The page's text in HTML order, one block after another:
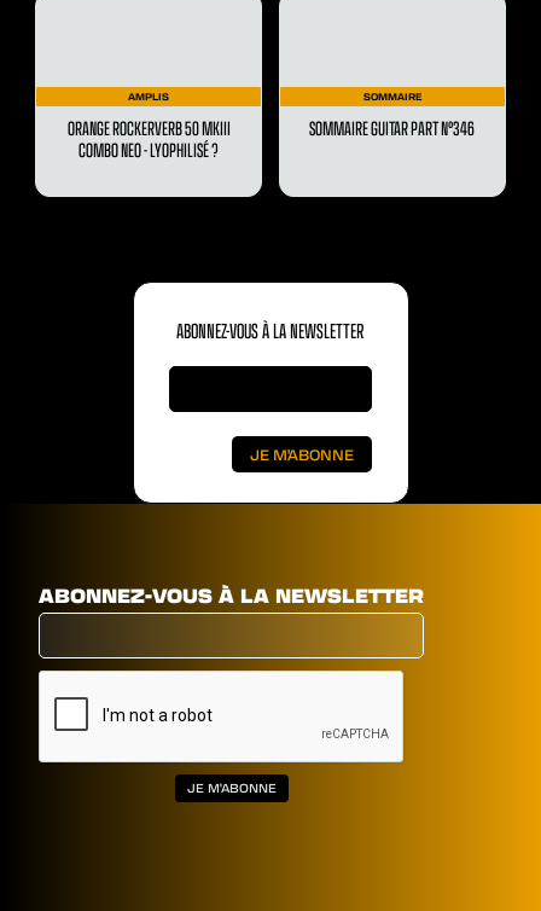
AMPLIS
ORANGE ROCKERVERB 50 MKIII
COMBO NEO - LYOPHILISÉ ?
SOMMAIRE
SOMMAIRE GUITAR PART N°346
ABONNEZ-VOUS À LA NEWSLETTER
ABONNEZ-VOUS À LA NEWSLETTER